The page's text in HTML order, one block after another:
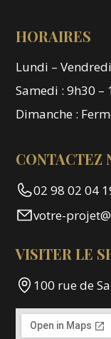
HORAIRES
Lundi –
Samedi : 9h30 –
Dimanche :
CONTACTEZ
02 98 02 04
votre-
VISITER LE
100 rue de